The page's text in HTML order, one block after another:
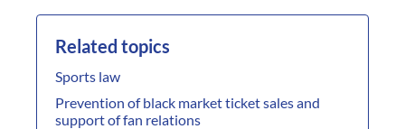
Related topics
Sports law
Prevention of black market ticket sales and
support of fan relations